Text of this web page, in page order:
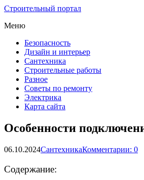
Строительный портал
Меню
Безопасность
Дизайн и интерьер
Сантехника
Строительные работы
Разное
Советы по ремонту
Электрика
Карта сайта
Особенности
06.10.2024СантехникаКомментарии: 0
Содержание: